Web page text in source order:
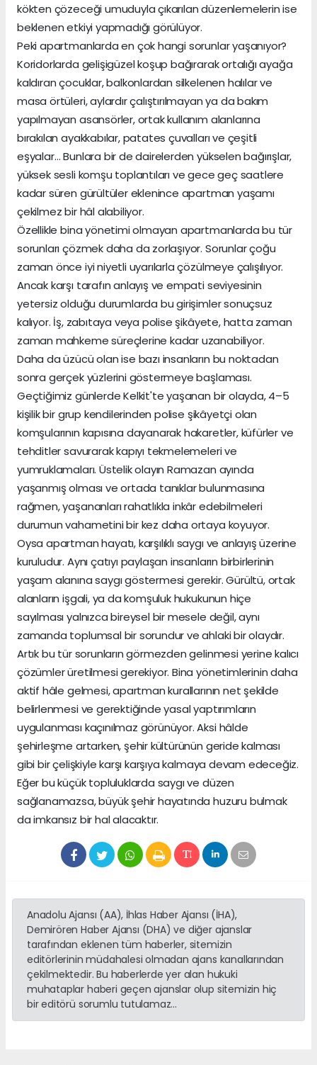
kökten çözeceği umuduyla çıkarılan düzenlemelerin ise
beklenen etkiyi yapmadığı görülüyor.
Peki apartmanlarda en çok hangi sorunlar yaşanıyor?
Koridorlarda gelişigüzel koşup bağırarak ortalığı ayağa
kaldıran çocuklar, balkonlardan silkelenen halılar ve
masa örtüleri, aylardır çalıştırılmayan ya da bakım
yapılmayan asansörler, ortak kullanım alanlarına
bırakılan ayakkabılar, patates çuvalları ve çeşitli
eşyalar… Bunlara bir de dairelerden yükselen bağırışlar,
yüksek sesli komşu toplantıları ve gece geç saatlere
kadar süren gürültüler eklenince apartman yaşamı
çekilmez bir hâl alabiliyor.
Özellikle bina yönetimi olmayan apartmanlarda bu tür
sorunları çözmek daha da zorlaşıyor. Sorunlar çoğu
zaman önce iyi niyetli uyarılarla çözülmeye çalışılıyor.
Ancak karşı tarafın anlayış ve empati seviyesinin
yetersiz olduğu durumlarda bu girişimler sonuçsuz
kalıyor. İş, zabıtaya veya polise şikâyete, hatta zaman
zaman mahkeme süreçlerine kadar uzanabiliyor.
Daha da üzücü olan ise bazı insanların bu noktadan
sonra gerçek yüzlerini göstermeye başlaması.
Geçtiğimiz günlerde Kelkit'te yaşanan bir olayda, 4–5
kişilik bir grup kendilerinden polise şikâyetçi olan
komşularının kapısına dayanarak hakaretler, küfürler ve
tehditler savurarak kapıyı tekmelemeleri ve
yumruklamaları. Üstelik olayın Ramazan ayında
yaşanmış olması ve ortada tanıklar bulunmasına
rağmen, yaşananları rahatlıkla inkâr edebilmeleri
durumun vahametini bir kez daha ortaya koyuyor.
Oysa apartman hayatı, karşılıklı saygı ve anlayış üzerine
kuruludur. Aynı çatıyı paylaşan insanların birbirlerinin
yaşam alanına saygı göstermesi gerekir. Gürültü, ortak
alanların işgali, ya da komşuluk hukukunun hiçe
sayılması yalnızca bireysel bir mesele değil, aynı
zamanda toplumsal bir sorundur ve ahlaki bir olaydır.
Artık bu tür sorunların görmezden gelinmesi yerine kalıcı
çözümler üretilmesi gerekiyor. Bina yönetimlerinin daha
aktif hâle gelmesi, apartman kurallarının net şekilde
belirlenmesi ve gerektiğinde yasal yaptırımların
uygulanması kaçınılmaz görünüyor. Aksi hâlde
şehirleşme artarken, şehir kültürünün geride kalması
gibi bir çelişkiyle karşı karşıya kalmaya devam edeceğiz.
Eğer bu küçük topluluklarda saygı ve düzen
sağlanamazsa, büyük şehir hayatında huzuru bulmak
da imkansız bir hal alacaktır.
Anadolu Ajansı (AA), İhlas Haber Ajansı (İHA),
Demirören Haber Ajansı (DHA) ve diğer ajanslar
tarafından eklenen tüm haberler, sitemizin
editörlerinin müdahalesi olmadan ajans kanallarından
çekilmektedir. Bu haberlerde yer alan hukuki
muhataplar haberi geçen ajanslar olup sitemizin hiç
bir editörü sorumlu tutulamaz...